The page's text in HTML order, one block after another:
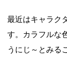
最近はキャラク
す。カラフルな
うにじ～とみる